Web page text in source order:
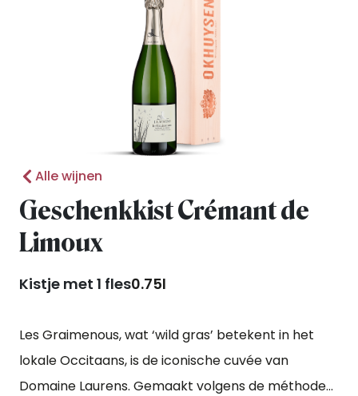
Alle wijnen
Geschenkkist Crémant de
Limoux
Kistje met 1 fles0.75l
Les Graimenous, wat ‘wild gras’ betekent in het
lokale Occitaans, is de iconische cuvée van
Domaine Laurens. Gemaakt volgens de méthode